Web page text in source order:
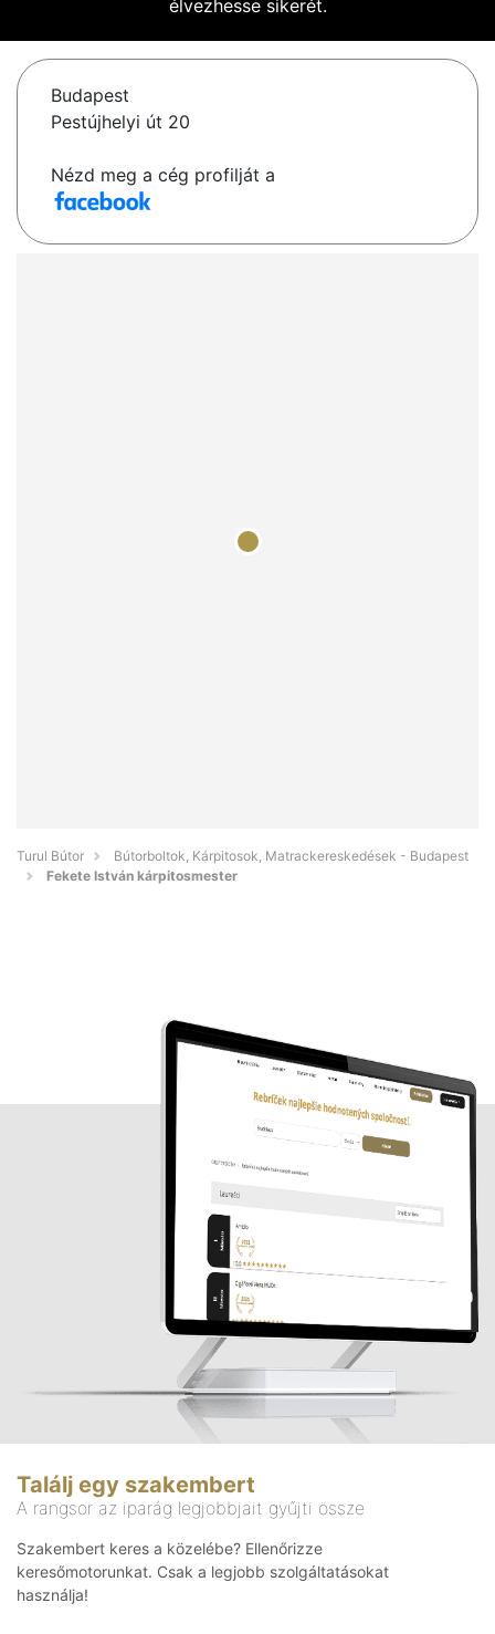
élvezhesse sikerét.
Budapest
Pestújhelyi út 20
Nézd meg a cég profilját a
Turul Bútor
Bútorboltok, Kárpitosok, Matrackereskedések - Budapest
Fekete István kárpitosmester
Találj egy szakembert
A rangsor az iparág legjobbjait gyűjti össze
Szakembert keres a közelébe? Ellenőrizze
keresőmotorunkat. Csak a legjobb szolgáltatásokat
használja!